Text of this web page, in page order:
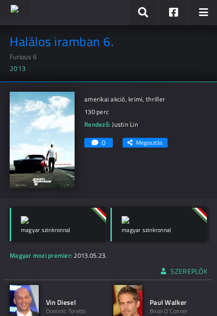
Halálos iramban 6.
Furious 6
2013
amerikai akció, krimi, thriller
130 perc
Rendező:Justin Lin
0 Megosztás
magyar szinkronnal magyar szinkronnal
Magyar mozi premier: 2013.05.23.
SZEREPLŐK
Vin Diesel
Dominic Toretto
Paul Walker
Brian O'Conner